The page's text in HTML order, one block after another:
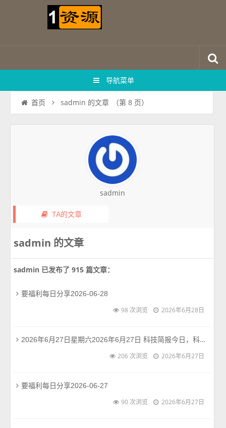
导航菜单
首页 sadmin 的文章 （第 8 页）
sadmin
TA的文章
sadmin 的文章
sadmin 已发布了 915 篇文章：
要福利每日分享2026-06-28
98 次浏览 2026年6月28日
2026年6月27日星期六2026年6月27日 科技简报今日，科技界聚焦于新一代人工智能模型的监管与商业化进程，同时云计算、开源鸿蒙机器人等领域的创新动态也备受关注。以下是今日要点。阅读全文 →
206 次浏览 2026年6月27日
要福利每日分享2026-06-27
90 次浏览 2026年6月27日